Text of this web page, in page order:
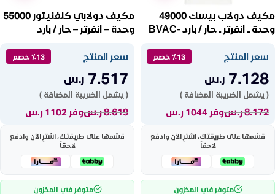
مكيف دولاب بيسك 49000
وحدة ــ انفرتر ــ حار / بارد BVAC-
سعر المنتج ٪13 خصم
7.128 ر.س
( يشمل الضريبة المضافة )
8.172ر.سوفر 1044 ر.س
قسّمها على طريقتك، اشترِ الآن وادفع
لاحقاً
متوفر في المخزون
مكيف دولابي كلفنيتور 55000
وحدة – انفرتر – حار / بارد
سعر المنتج ٪13 خصم
7.517 ر.س
( يشمل الضريبة المضافة )
8.619ر.سوفر 1102 ر.س
قسّمها على طريقتك، اشترِ الآن وادفع
لاحقاً
متوفر في المخزون